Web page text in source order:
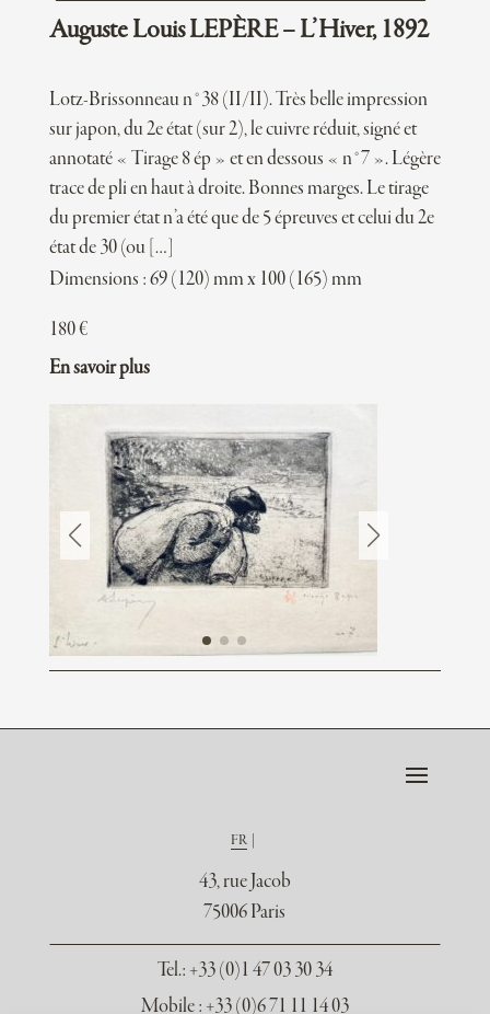
Auguste Louis LEPÈRE – L’Hiver, 1892
Lotz-Brissonneau n°38 (II/II). Très belle impression
sur japon, du 2e état (sur 2), le cuivre réduit, signé et
annotaté « Tirage 8 ép » et en dessous « n°7 ». Légère
trace de pli en haut à droite. Bonnes marges. Le tirage
du premier état n’a été que de 5 épreuves et celui du 2e
état de 30 (ou […]
Dimensions : 69 (120) mm x 100 (165) mm
180€
En savoir plus
FR
43, rue Jacob
75006 Paris
Tel.: +33 (0)1 47 03 30 34
Mobile : +33 (0)6 71 11 14 03